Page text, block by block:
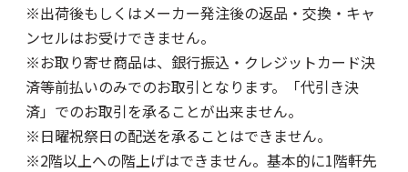
※出荷後もしくはメーカー発注後の返品・交換・キャ
ンセルはお受けできません。
※お取り寄せ商品は、銀行振込・クレジットカード決
済等前払いのみでのお取引となります。「代引き決
済」でのお取引を承ることが出来ません。
※日曜祝祭日の配送を承ることはできません。
※2階以上への階上げはできません。基本的に1階軒先